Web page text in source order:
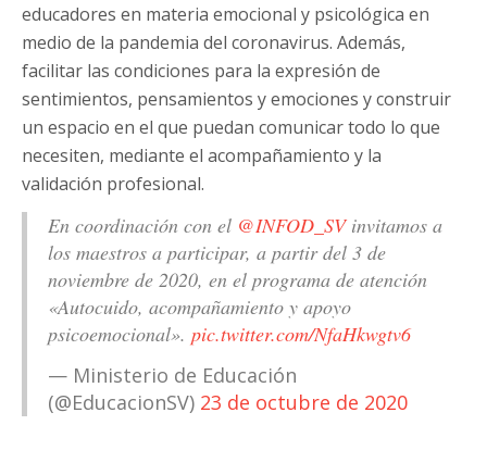
educadores en materia emocional y psicológica en
medio de la pandemia del coronavirus. Además,
facilitar las condiciones para la expresión de
sentimientos, pensamientos y emociones y construir
un espacio en el que puedan comunicar todo lo que
necesiten, mediante el acompañamiento y la
validación profesional.
En coordinación con el @INFOD_SVinvitamos a
los maestros a participar, a partir del 3 de
noviembre de 2020, en el programa de atención
«Autocuido, acompañamiento y apoyo
psicoemocional». pic.twitter.com/NfaHkwgtv6
— Ministerio de Educación
(@EducacionSV) 23 de octubre de 2020